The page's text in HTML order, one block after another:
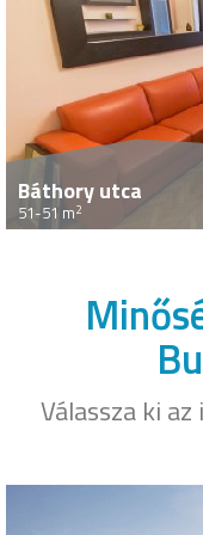
Báthory utca
51-51 m2
Válassza ki